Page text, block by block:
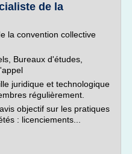
de la
la convention collective
Bureaux d'études,
juridique et technologique
régulièrement.
objectif sur les pratiques
: licenciements...